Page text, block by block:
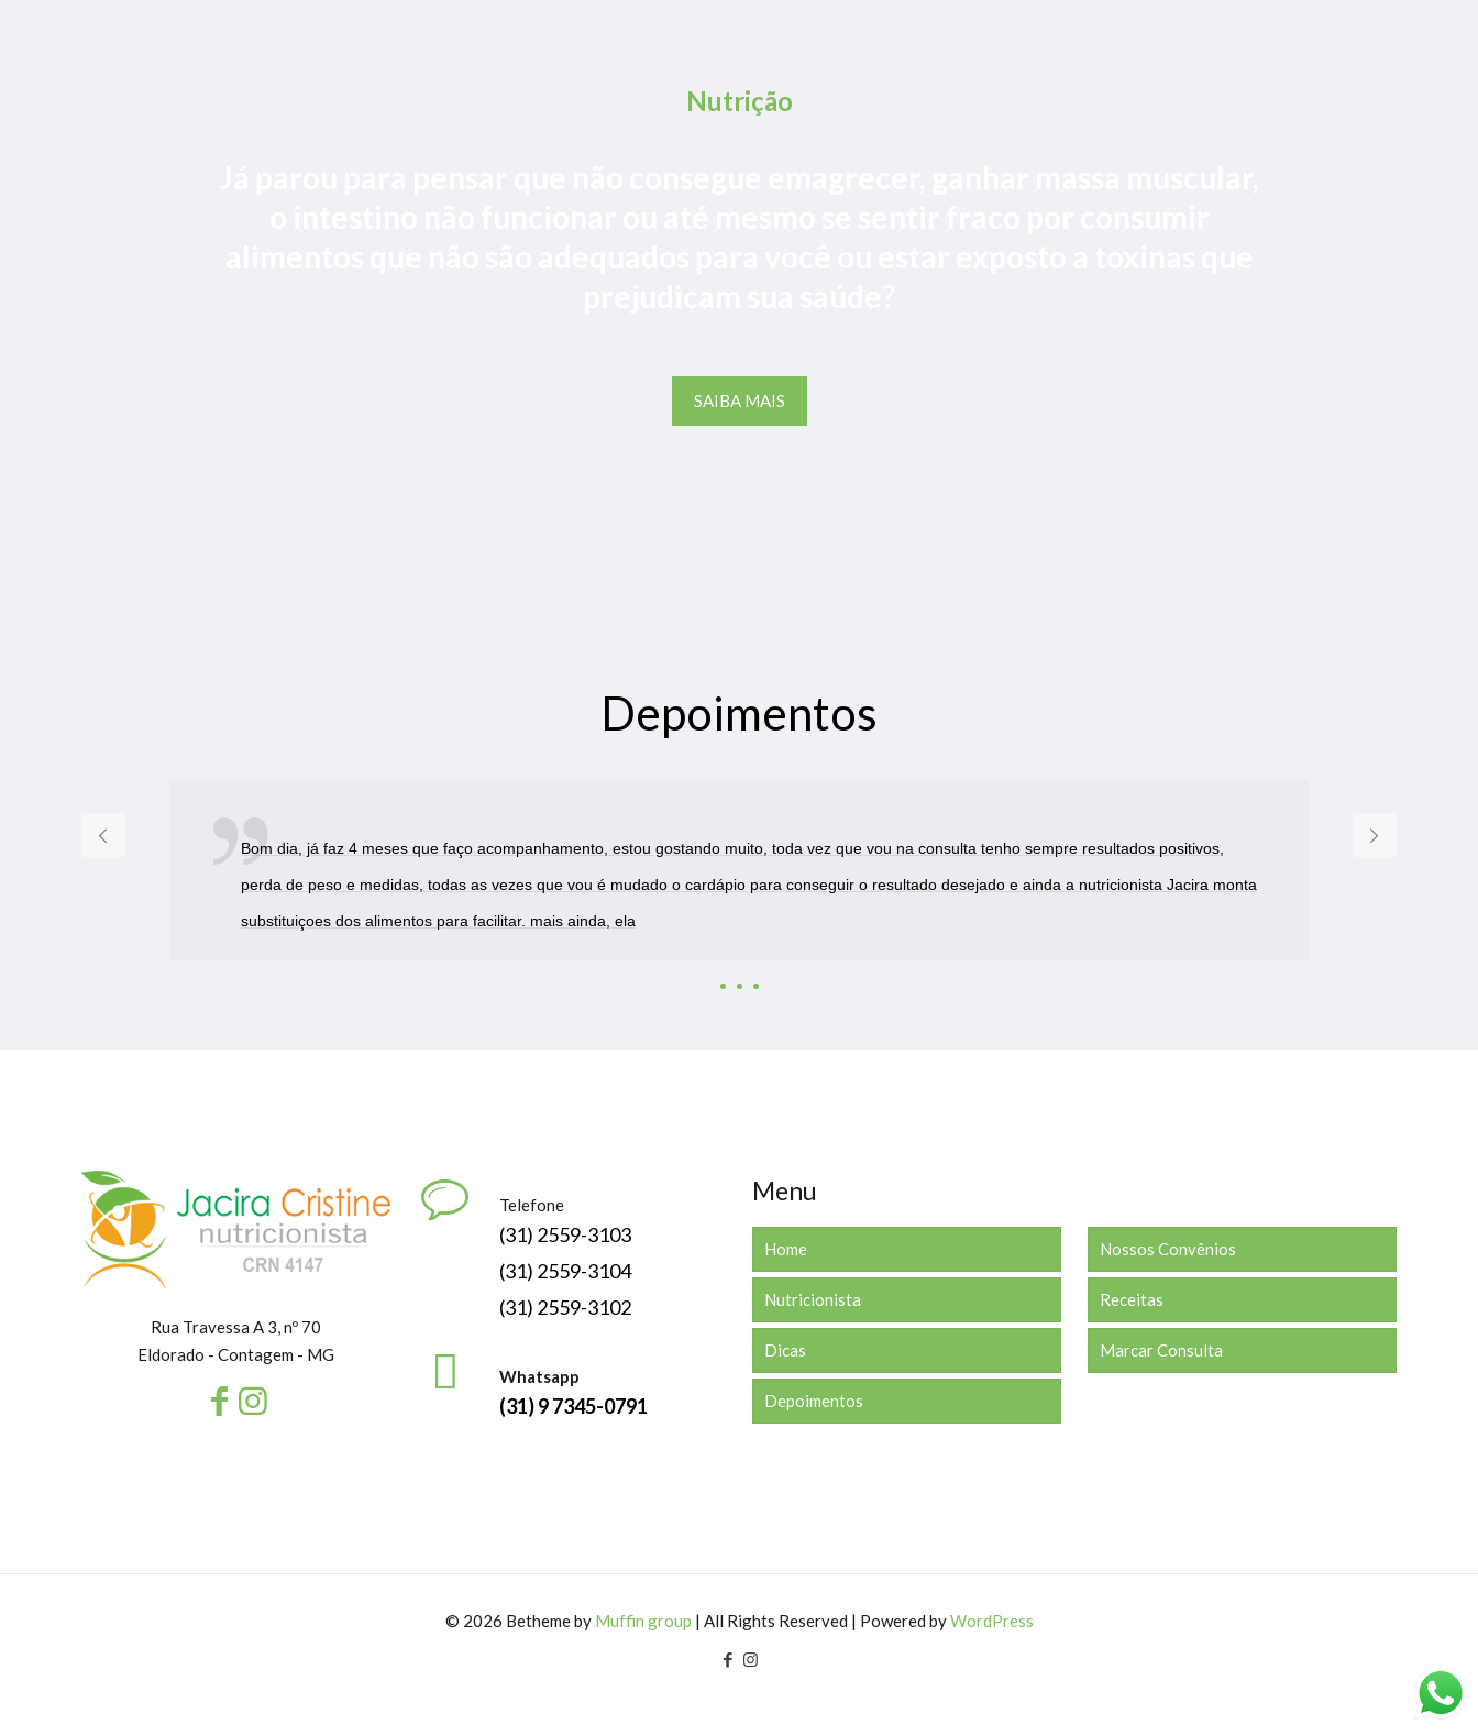
Nutrição
SAIBA MAIS
Depoimentos
Bom dia, já faz 4 meses que faço acompanhamento, estou gostando muito, toda vez que vou na consulta tenho sempre resultados positivos,
perda de peso e medidas, todas as vezes que vou é mudado o cardápio para conseguir o resultado desejado e ainda a nutricionista Jacira monta
substituiçoes dos alimentos para facilitar. mais ainda, ela
Rua Travessa A 3, nº 70
Eldorado - Contagem - MG
Telefone
(31) 2559-3103
(31) 2559-3104
(31) 2559-3102
Whatsapp
(31) 9 7345-0791
Menu
Home
Nutricionista
Dicas
Depoimentos
Nossos Convênios
Receitas
Marcar Consulta
© 2026 Betheme by Muffin group | All Rights Reserved | Powered byWordPress